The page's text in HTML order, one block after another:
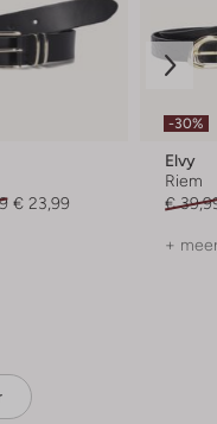
€ 23,99
-30%
Elvy
Riem
€
+